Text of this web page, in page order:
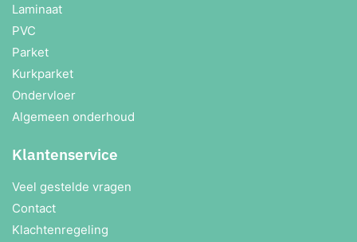
Laminaat
PVC
Parket
Kurkparket
Ondervloer
Algemeen onderhoud
Klantenservice
Veel gestelde vragen
Contact
Klachtenregeling